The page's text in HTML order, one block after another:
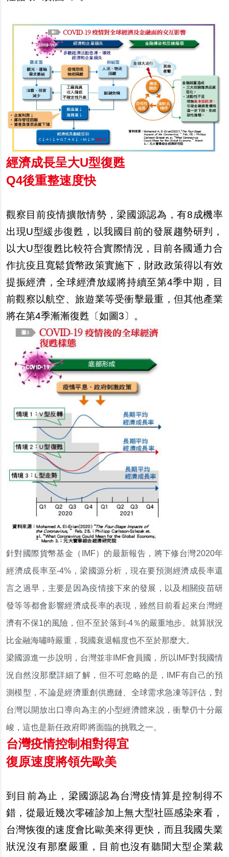
經濟成長呈大U型復甦
Q4後重整速度快
觀察目前疫情擴散情勢，梁國源認為，有8成機率
出現U型緩步復甦，以我國目前的發展趨勢研判，
以大U型復甦比較符合實際情況，目前各國通力合
作抗疫且寬鬆貨幣政策實施下，財政政策得以有效
提振經濟，全球經濟放緩將持續至第4季中期，目
前觀察以航空、旅遊業等受衝擊最重，但其他產業
將在第4季漸漸復甦〔如圖3〕。
針對國際貨幣基金（IMF）的最新報告，將下修台灣2020年
經濟成長率至-4%，梁國源分析，現在要預測經濟成長率還
言之過早，主要是因為疫情接下來的發展，以及相關疫苗研
發等等都會影響經濟成長率的表現，雖然目前看起來台灣經
濟有不保1的風險，但不至於落到-4％的嚴重地步。就算狀況
比金融海嘯時嚴重，我國衰退幅度也不至於那麼大。
梁國源進一步說明，台灣並非IMF會員國，所以IMF對我國情
況自然沒那麼詳細了解，但不可忽略的是，IMF有自己的預
測模型，不論是經濟重創供應鏈、全球需求急凍等評估，對
台灣以開放出口導向為主的小型經濟體來說，衝擊仍十分嚴
峻，這也是新任政府即將面臨的挑戰之一。
台灣疫情控制相對得宜
復原速度將領先歐美
到目前為止，梁國源認為台灣疫情算是控制得不
錯，從最近幾次零確診加上無大型社區感染來看，
台灣恢復的速度會比歐美來得更快，而且我國失業
狀況沒有那麼嚴重，目前也沒有聽聞大型企業裁